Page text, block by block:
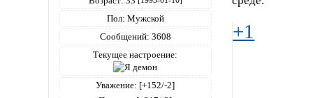
Пол: Мужской
Сообщений: 3608
Текущее настроение:
Уважение: [+152/-2]
+1